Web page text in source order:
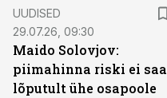
UUDISED
29.07.26, 09:30
Maido Solovjov:
piimahinna riski ei saa
lõputult ühe osapoole